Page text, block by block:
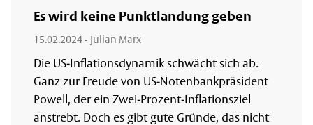
Es wird keine Punktlandung geben
15.02.2024- Julian Marx
Die US-Inflationsdynamik schwächt sich ab.
Ganz zur Freude von US-Notenbankpräsident
Powell, der ein Zwei-Prozent-Inflationsziel
anstrebt. Doch es gibt gute Gründe, das nicht